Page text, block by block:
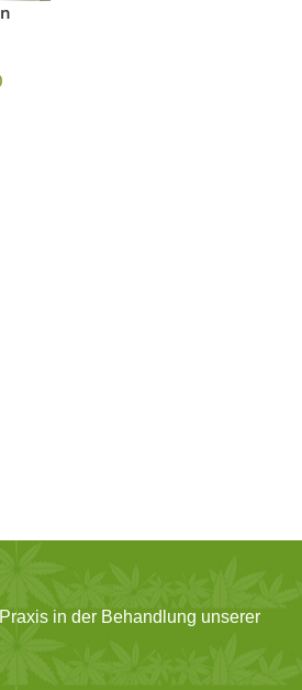
in der Behandlung unserer